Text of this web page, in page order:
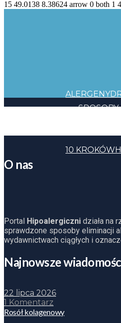
15 49.0138 8.38624 arrow 0 both 1
ALERGENY
10 KROKÓW
O nas
Portal Hipoalergiczni działa na
sprawdzone sposoby eliminacji
wydawnictwach ciągłych i
Najnowsze
22 lipca 2026
1 Komentarz
Rosół kolagenowy